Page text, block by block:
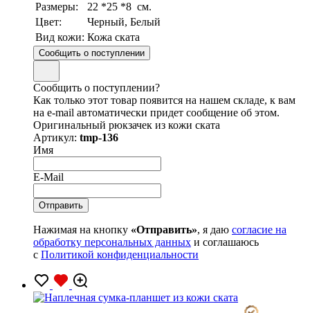
Размеры:
22 *25 *8 см.
Цвет:
Черный, Белый
Вид кожи: Кожа ската
Сообщить о поступлении
Сообщить о поступлении?
Как только этот товар появится на нашем складе, к вам
на e-mail автоматически придет сообщение об этом.
Оригинальный рюкзачек из кожи ската
Артикул: tmp-136
Имя
E-Mail
Нажимая на кнопку «Отправить», я даю согласие на
обработку персональных данных и соглашаюсь
с Политикой конфиденциальности